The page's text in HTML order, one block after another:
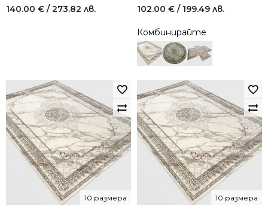
140.00 € / 273.82 лв. 102.00 € / 199.49 лв.
Комбинирайте
10 размера 10 размера